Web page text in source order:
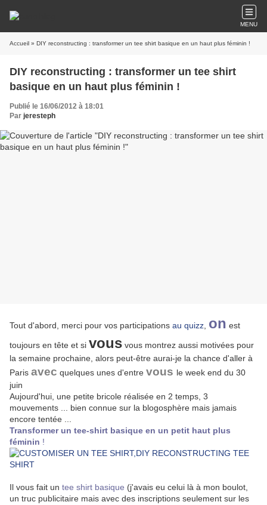
MENU
Accueil » DIY reconstructing : transformer un tee shirt basique en un haut plus féminin !
DIY reconstructing : transformer un tee shirt
basique en un haut plus féminin !
Publié le 16/06/2012 à 18:01
Par jeresteph
Tout d'abord, merci pour vos participations au quizz on est
toujours en tête et si vous vous montrez aussi motivées pour
la semaine prochaine, alors peut-être aurai-je la chance d'aller à
Paris avec quelques unes d'entre vous le week end du 30
juin
Aujourd'hui, une petite bricole réalisée en 2 temps, 3
mouvements ... bien connue sur la blogosphère mais jamais
encore tentée ...
Transformer un tee-shirt basique en un petit haut plus
féminin !
Il vous fait un tee shirt basique (j'avais eu celui là à mon boulot,
un truc publicitaire mais avec des inscriptions seulement sur les